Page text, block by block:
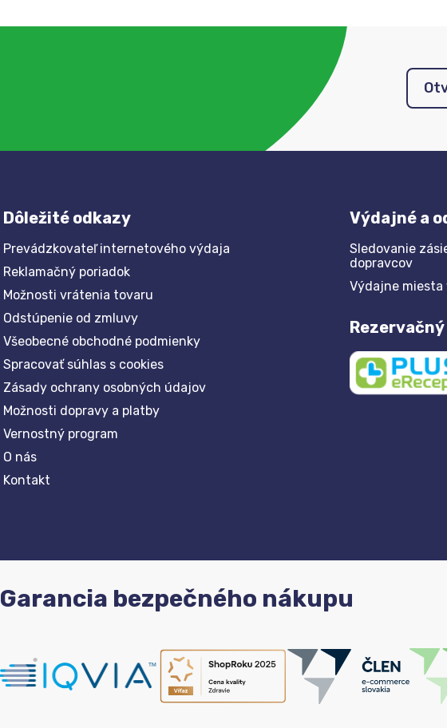
Dôležité odkazy
Prevádzkovateľ internetového výdaja
Reklamačný poriadok
Možnosti vrátenia tovaru
Odstúpenie od zmluvy
Všeobecné obchodné podmienky
Spracovať súhlas s cookies
Zásady ochrany osobných údajov
Možnosti dopravy a platby
Vernostný program
O nás
Kontakt
Výdajné a
Sledovanie
dopravcov
Výdajne miesta
Rezervačný
Garancia bezpečného nákupu